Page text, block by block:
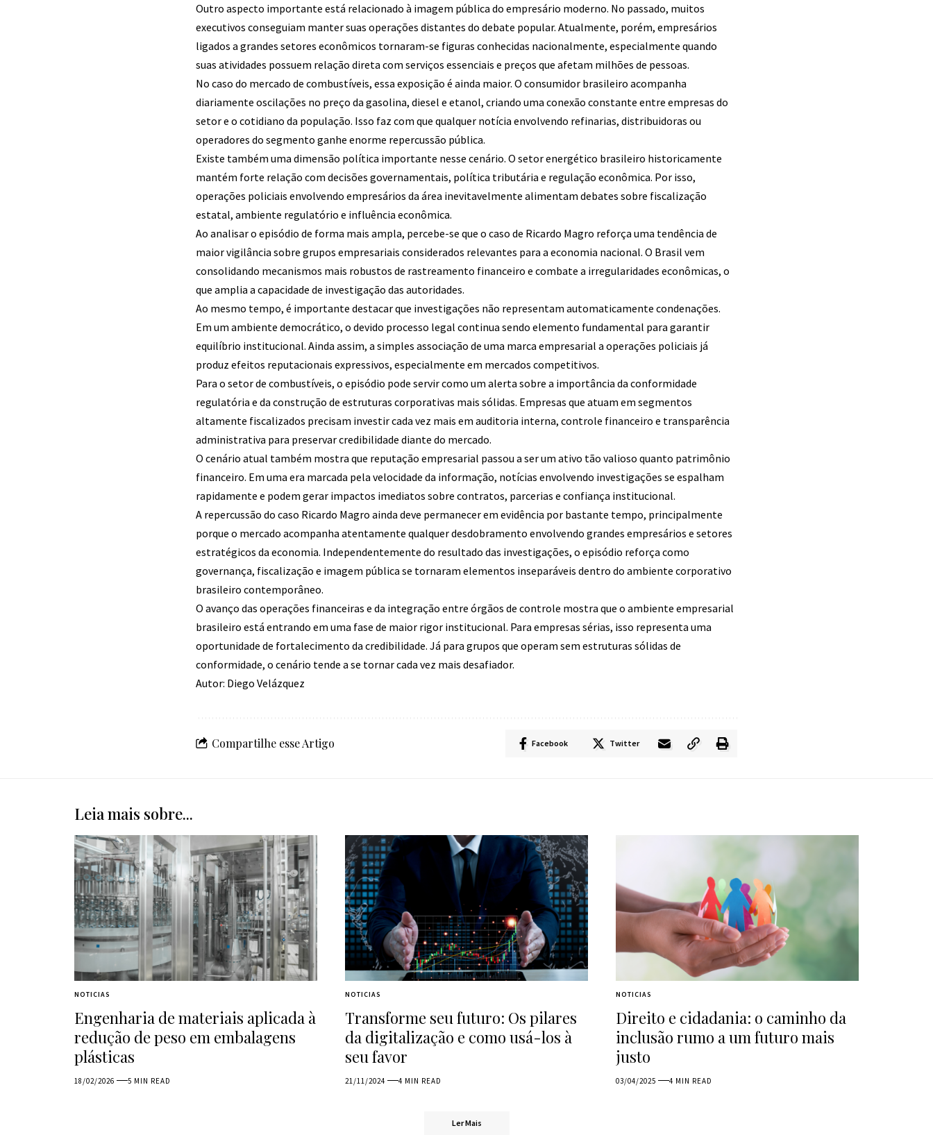
Outro aspecto importante está relacionado à imagem pública do empresário moderno. No passado, muitos
executivos conseguiam manter suas operações distantes do debate popular. Atualmente, porém, empresários
ligados a grandes setores econômicos tornaram-se figuras conhecidas nacionalmente, especialmente quando
suas atividades possuem relação direta com serviços essenciais e preços que afetam milhões de pessoas.
No caso do mercado de combustíveis, essa exposição é ainda maior. O consumidor brasileiro acompanha
diariamente oscilações no preço da gasolina, diesel e etanol, criando uma conexão constante entre empresas do
setor e o cotidiano da população. Isso faz com que qualquer notícia envolvendo refinarias, distribuidoras ou
operadores do segmento ganhe enorme repercussão pública.
Existe também uma dimensão política importante nesse cenário. O setor energético brasileiro historicamente
mantém forte relação com decisões governamentais, política tributária e regulação econômica. Por isso,
operações policiais envolvendo empresários da área inevitavelmente alimentam debates sobre fiscalização
estatal, ambiente regulatório e influência econômica.
Ao analisar o episódio de forma mais ampla, percebe-se que o caso de Ricardo Magro reforça uma tendência de
maior vigilância sobre grupos empresariais considerados relevantes para a economia nacional. O Brasil vem
consolidando mecanismos mais robustos de rastreamento financeiro e combate a irregularidades econômicas, o
que amplia a capacidade de investigação das autoridades.
Ao mesmo tempo, é importante destacar que investigações não representam automaticamente condenações.
Em um ambiente democrático, o devido processo legal continua sendo elemento fundamental para garantir
equilíbrio institucional. Ainda assim, a simples associação de uma marca empresarial a operações policiais já
produz efeitos reputacionais expressivos, especialmente em mercados competitivos.
Para o setor de combustíveis, o episódio pode servir como um alerta sobre a importância da conformidade
regulatória e da construção de estruturas corporativas mais sólidas. Empresas que atuam em segmentos
altamente fiscalizados precisam investir cada vez mais em auditoria interna, controle financeiro e transparência
administrativa para preservar credibilidade diante do mercado.
O cenário atual também mostra que reputação empresarial passou a ser um ativo tão valioso quanto patrimônio
financeiro. Em uma era marcada pela velocidade da informação, notícias envolvendo investigações se espalham
rapidamente e podem gerar impactos imediatos sobre contratos, parcerias e confiança institucional.
A repercussão do caso Ricardo Magro ainda deve permanecer em evidência por bastante tempo, principalmente
porque o mercado acompanha atentamente qualquer desdobramento envolvendo grandes empresários e setores
estratégicos da economia. Independentemente do resultado das investigações, o episódio reforça como
governança, fiscalização e imagem pública se tornaram elementos inseparáveis dentro do ambiente corporativo
brasileiro contemporâneo.
O avanço das operações financeiras e da integração entre órgãos de controle mostra que o ambiente empresarial
brasileiro está entrando em uma fase de maior rigor institucional. Para empresas sérias, isso representa uma
oportunidade de fortalecimento da credibilidade. Já para grupos que operam sem estruturas sólidas de
conformidade, o cenário tende a se tornar cada vez mais desafiador.
Autor: Diego Velázquez
Compartilhe esse Artigo Facebook Twitter
Leia mais sobre...
NOTICIAS
Engenharia de materiais aplicada à
redução de peso em embalagens
plásticas
18/02/2026 5 MIN READ
NOTICIAS
Transforme seu futuro: Os pilares
da digitalização e como usá-los à
seu favor
21/11/2024 4 MIN READ
NOTICIAS
Direito e cidadania: o caminho da
inclusão rumo a um futuro mais
justo
03/04/2025 4 MIN READ
Ler Mais